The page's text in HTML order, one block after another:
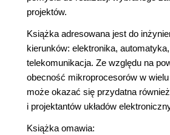
projektów.
Książka adresowana jest do
kierunków: elektronika,
telekomunikacja. Ze względu na
obecność mikroprocesorów w
może okazać się przydatna
i projektantów układów
Książka omawia: